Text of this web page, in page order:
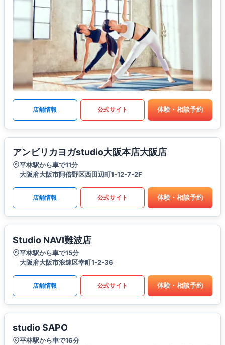
店舗情報 公式サイト 体験・相談予約
アンビリカヨガstudio大阪本店大阪店
平林駅から車で11分
大阪府大阪市阿倍野区西田辺町1-12-7-2F
店舗情報 公式サイト 体験・相談予約
Studio NAVI難波店
平林駅から車で15分
大阪府大阪市浪速区幸町1-2-36
店舗情報 公式サイト 体験・相談予約
studio SAPO
平林駅から車で16分